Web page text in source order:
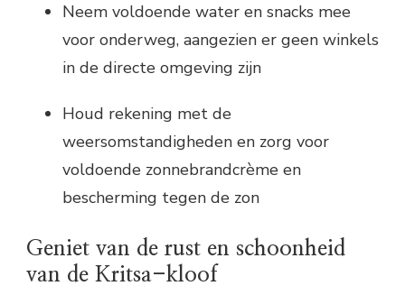
Neem voldoende water en snacks mee
voor onderweg, aangezien er geen winkels
in de directe omgeving zijn
Houd rekening met de
weersomstandigheden en zorg voor
voldoende zonnebrandcrème en
bescherming tegen de zon
Geniet van de rust en schoonheid
van de Kritsa-kloof